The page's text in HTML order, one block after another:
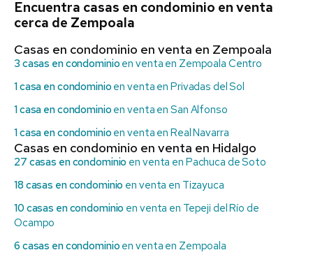
Encuentra casas en condominio en venta
cerca de Zempoala
Casas en condominio en venta en Zempoala
3 casas en condominio en venta en Zempoala Centro
1 casa en condominio en venta en Privadas del Sol
1 casa en condominio en venta en San Alfonso
1 casa en condominio en venta en Real Navarra
Casas en condominio en venta en Hidalgo
27 casas en condominio en venta en Pachuca de Soto
18 casas en condominio en venta en Tizayuca
10 casas en condominio en venta en Tepeji del Río de
Ocampo
6 casas en condominio en venta en Zempoala